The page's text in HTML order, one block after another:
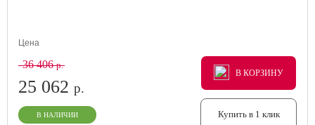
Цена
36 406р.
25 062 р.
В НАЛИЧИИ
В КОРЗИНУ
В КОРЗИНУ
В КОРЗИНУ
Купить в 1 клик